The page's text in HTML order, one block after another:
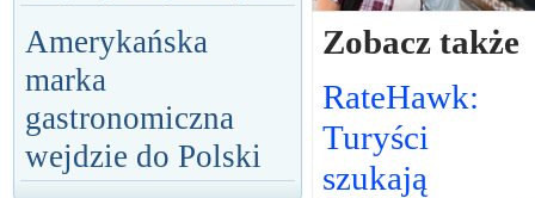
Amerykańska
marka
gastronomiczna
wejdzie do Polski
Zobacz także
RateHawk:
Turyści
szukają